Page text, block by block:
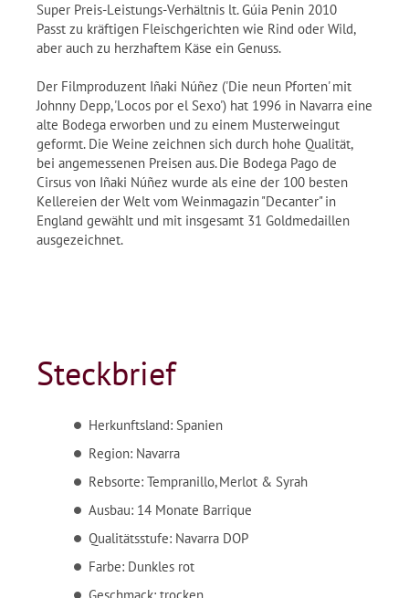
Super Preis-Leistungs-Verhältnis lt. Gúia Penin 2010
Passt zu kräftigen Fleischgerichten wie Rind oder Wild,
aber auch zu herzhaftem Käse ein Genuss.
Der Filmproduzent Iñaki Núñez ('Die neun Pforten' mit
Johnny Depp, 'Locos por el Sexo') hat 1996 in Navarra eine
alte Bodega erworben und zu einem Musterweingut
geformt. Die Weine zeichnen sich durch hohe Qualität,
bei angemessenen Preisen aus. Die Bodega Pago de
Cirsus von Iñaki Núñez wurde als eine der 100 besten
Kellereien der Welt vom Weinmagazin "Decanter" in
England gewählt und mit insgesamt 31 Goldmedaillen
ausgezeichnet.
Steckbrief
Herkunftsland: Spanien
Region: Navarra
Rebsorte: Tempranillo, Merlot & Syrah
Ausbau: 14 Monate Barrique
Qualitätsstufe: Navarra DOP
Farbe: Dunkles rot